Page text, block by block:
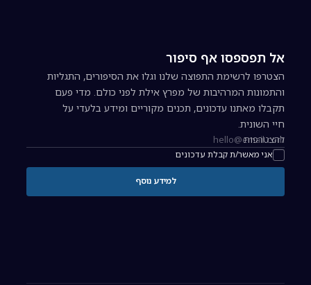
אל תפספסו אף סיפור
הצטרפו לרשימת התפוצה שלנו וגלו את הסיפורים, התגליות
והתמונות המרהיבות של מפרץ אילת לפני כולם. מדי פעם
תקבלו מאתנו עדכונים, תכנים מקוריים ומידע בלעדי על
חיי השונית.
כתובת אימייל להרשמה לניוזלטר
אני מאשר/ת קבלת עדכונים
להצטרפות
למידע נוסף